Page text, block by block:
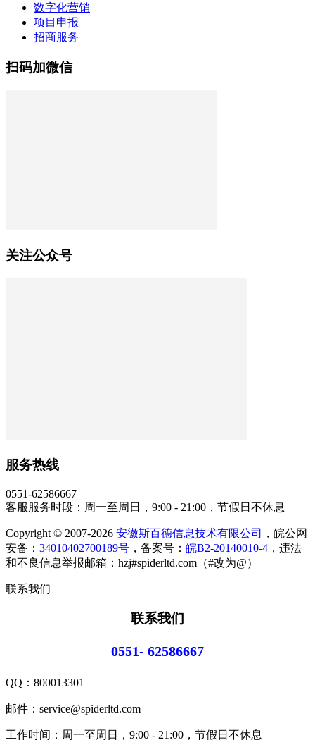
数字化营销
项目申报
招商服务
扫码加微信
关注公众号
服务热线
0551-62586667
客服服务时段：周一至周日，9:00 - 21:00，节假日不休息
Copyright © 2007-2026 安徽斯百德信息技术有限公司
，皖公网
安备： 34010402700189号 ，备案号： 皖B2-20140010-4 ，违法
和不良信息举报邮箱：hzj#spiderltd.com（#改为@）
联系我们
联系我们
0551- 62586667
QQ： 800013301
邮件：service@spiderltd.com
工作时间：周一至周日，9:00 - 21:00，节假日不休息